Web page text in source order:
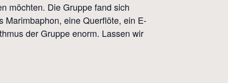
möchten. Die Gruppe fand sich
Marimbaphon, eine Querflöte, ein E-
der Gruppe enorm. Lassen wir